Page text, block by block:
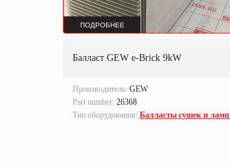
ПОДРОБНЕЕ
Балласт GEW e-Brick 9kW
Производитель: GEW
Part number: 26368
Тип оборудования: Балласты сушек и ламп